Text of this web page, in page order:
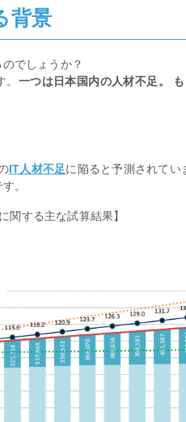
背景
でしょうか？
一つは日本国内の人材不足。
IT人材不足に陥ると予測されてい
。
関する主な試算結果】